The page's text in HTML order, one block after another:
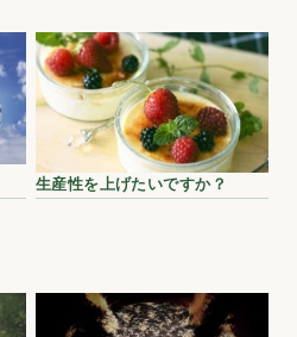
生産性を上げたいですか？